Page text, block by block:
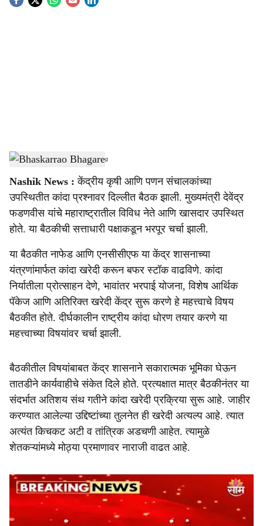
S
a
r
e
Bhaskarrao Bhagare-sarkarnama
Nashik News : केंद्रीय कृषी आणि पणन संचालकांच्या
उपस्थितीत कांदा प्रश्नावर दिल्लीत बैठक झाली. मुख्यमंत्री देवेंद्र
फडणवीस यांचे महाराष्ट्रातील विविध नेते आणि खासदार उपस्थित
होते. या बैठकीची सत्ताधारी पक्षाकडून भरपूर चर्चा झाली.
या बैठकीत नाफेड आणि एनसीसीएफ या केंद्र शासनाच्या
यंत्रणांमार्फत कांदा खरेदी करून बफर स्टॉक वाढविणे. कांदा
निर्यातीला प्रोत्साहन देणे, भावांतर भरपाई योजना, विशेष आर्थिक
पॅकेज आणि अतिरिक्त खरेदी केंद्र सुरू करणे हे महत्त्वाचे विषय
बैठकीत होते. दीर्घकालीन राष्ट्रीय कांदा धोरण तयार करणे या
महत्त्वाच्या विषयांवर चर्चा झाली.
बैठकीतील विषयांबाबत केंद्र शासनाने सकारात्मक भूमिका घेऊन
तातडीने कार्यवाहीचे संकेत दिले होते. प्रत्यक्षात मात्र बैठकीनंतर या
संदर्भात अतिशय संथ गतीने कांदा खरेदी प्रक्रिया सुरू आहे. जाहीर
करण्यात आलेल्या उद्दिष्टांच्या तुलनेत ही खरेदी अत्यल्प आहे. त्यात
अत्यंत किचकट अटी व तांत्रिक अडचणी आहेत. त्यामुळे
शेतकऱ्यांमध्ये मोठ्या प्रमाणावर नाराजी वाढत आहे.